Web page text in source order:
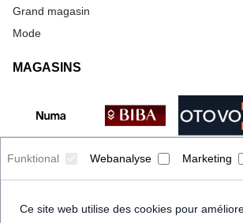
Funktional Webanalyse Marketing
Ce site web utilise des cookies pour
Grand magasin
Mode
MAGASINS